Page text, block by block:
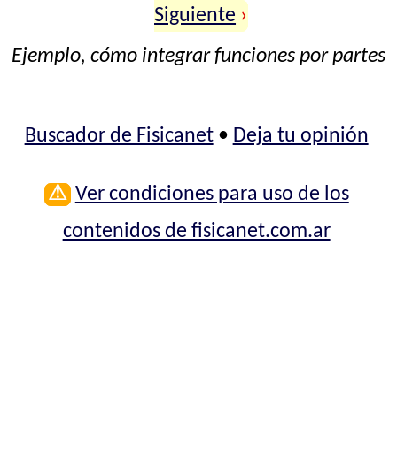
Siguiente ›
Ejemplo, cómo integrar funciones por partes
Buscador de Fisicanet• Deja tu opinión
⚠ Ver condiciones para uso de los
contenidos de fisicanet.com.ar